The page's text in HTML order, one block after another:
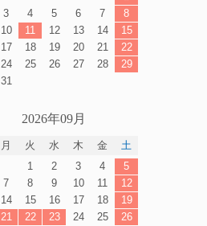
3 4 5 6 7
8
10 11 12 13 14
15
17 18 19 20 21
22
24 25 26 27 28
29
31
2026年09月
月 火 水 木 金
土
1
2 3 4
5
7 8 9 10 11
12
14 15 16 17 18
19
21 22 23 24 25
26